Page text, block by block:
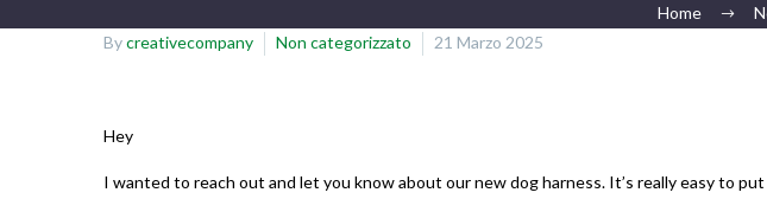
Home
Bycreativecompany Non categorizzato 21 Marzo 2025
Hey
I wanted to reach out and let you know about our new dog harness. It’s really easy to